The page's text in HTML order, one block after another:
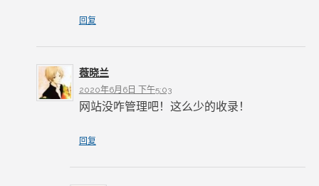
回复
薇晓兰
2020年6月6日 下午5:03
网站没咋管理吧！这么少的收录！
回复